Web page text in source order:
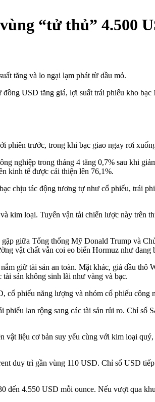
“tử thủ” 4.500
tăng và lo ngại lạm phát từ dầu mỏ.
USD tăng giá, lợi suất trái phiếu kho
trước, trong khi bạc giao ngay rơi
nghiệp trong tháng 4 tăng 0,7% sau khi
kinh tế được cải thiện lên 76,1%.
chịu tác động tương tự như cổ phiếu, trái
kim loại. Tuyến vận tải chiến lược này trên
giữa Tổng thống Mỹ Donald Trump và
vật chất vẫn coi eo biển Hormuz như đang
giữ tài sản an toàn. Mặt khác, giá dầu
sản không sinh lãi như vàng và bạc.
phiếu năng lượng và nhóm cổ phiếu công
lan rộng sang các tài sản rủi ro. Chỉ số
liệu cơ bản suy yếu cùng với kim loại
duy trì gần vùng 110 USD. Chỉ số USD
4.550 USD mỗi ounce. Nếu vượt qua